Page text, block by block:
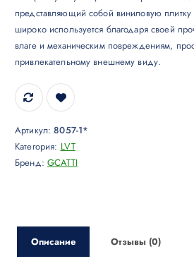
представляющий собой виниловую плитку
широко используется благодаря своей
влаге и механическим повреждениям,
привлекательному внешнему виду.
Артикул:8057-1*
Категория: LVT
Бренд:GCATTI
Описание Отзывы (0)